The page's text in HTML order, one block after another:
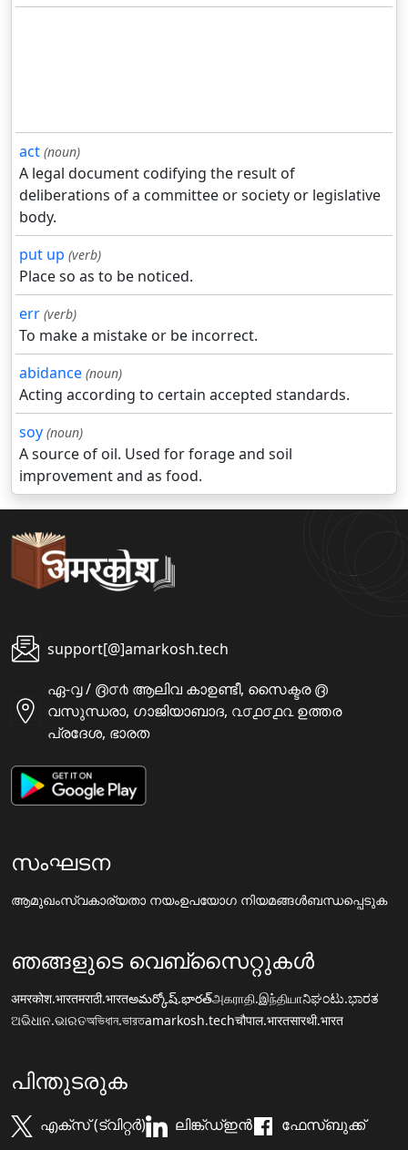
act (noun)
A legal document codifying the result of
deliberations of a committee or society or legislative
body.
put up (verb)
Place so as to be noticed.
err (verb)
To make a mistake or be incorrect.
abidance (noun)
Acting according to certain accepted standards.
soy (noun)
A source of oil. Used for forage and soil
improvement and as food.
support[@]amarkosh.tech
ഏ-൮ / ൫൦൪ ആലിവ കാഉണ്ടീ, സൈക്ടര ൫
വസുന്ധരാ, ഗാജിയാബാദ, ൨൦൧൦൧൨ ഉത്തര
പ്രദേശ, ഭാരത
സംഘടന
ആമുഖംസ്വകാര്യതാ നയംഉപയോഗ നിയമങ്ങൾബന്ധപ്പെടുക
ഞങ്ങളുടെ വെബ്സൈറ്റുകൾ
अमरकोश.भारतमराठी.भारतఅమర్కోష్.భారత్அகராதி.இந்தியாನಿಘಂಟು.ಭಾರತ
ଅଭିଧାନ.ଭାରତঅভিধান.ভারতamarkosh.techचौपाल.भारतसारथी.भारत
പിന്തുടരുക
എക്സ് (ട്വിറ്റർ) ലിങ്ക്ഡ്ഇൻ ഫേസ്ബുക്ക്